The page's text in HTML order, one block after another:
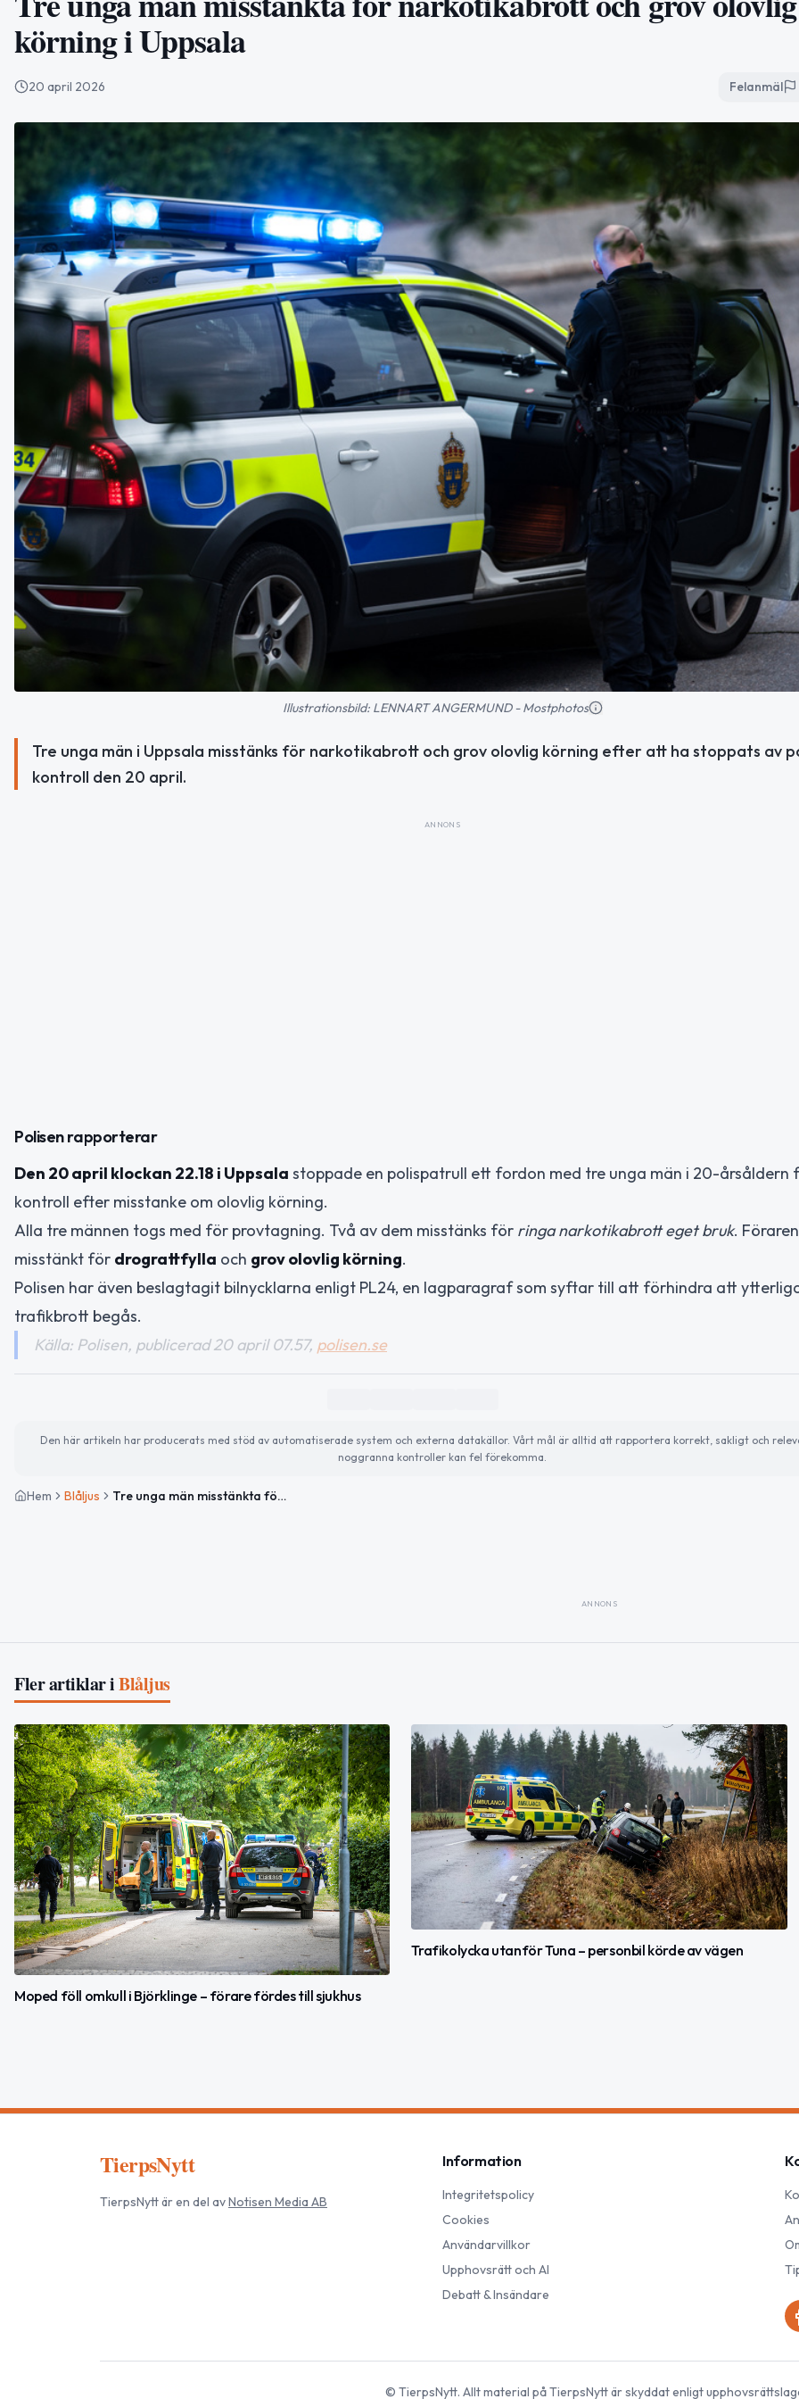
körning i Uppsala
20 april 2026 Felanmäl
Illustrationsbild: LENNART ANGERMUND - Mostphotos
Tre unga män i Uppsala misstänks för narkotikabrott och grov olovlig körning efter att ha stoppats av
kontroll den 20 april.
ANNONS
Polisen rapporterar
Den 20 april klockan 22.18 i Uppsala stoppade en polispatrull ett fordon med tre unga män i 20-årsåldern
kontroll efter misstanke om olovlig körning.
Alla tre männen togs med för provtagning. Två av dem misstänks för ringa narkotikabrott eget bruk.
misstänkt för drograttfylla och grov olovlig körning.
Polisen har även beslagtagit bilnycklarna enligt PL24, en lagparagraf som syftar till att förhindra att
trafikbrott begås.
Källa: Polisen, publicerad 20 april 07.57, polisen.se
Den här artikeln har producerats med stöd av automatiserade system och externa datakällor. Vårt mål är alltid att rapportera korrekt, sakligt och
noggranna kontroller kan fel förekomma.
Hem Blåljus Tre unga män misstänkta för narkotikabrott och grov olovlig körning i Uppsala
ANNONS
Fler artiklar iBlåljus
Moped föll omkull i Björklinge – förare fördes till sjukhus
Trafikolycka utanför Tuna – personbil körde av vägen
TierpsNytt
TierpsNyttär en del avNotisen Media AB
Information
Integritetspolicy
Cookies
Användarvillkor
Upphovsrätt och AI
Debatt & Insändare
© TierpsNytt. Allt material påTierpsNyttär skyddat enligt